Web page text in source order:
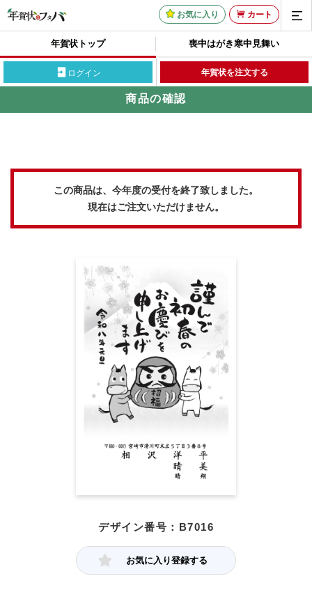
お気に入り カート
年賀状トップ 喪中はがき寒中見舞い
ログイン 年賀状を注文する
商品の確認
この商品は、今年度の受付を終了致しました。
現在はご注文いただけません。
デザイン番号：B7016
お気に入り登録する